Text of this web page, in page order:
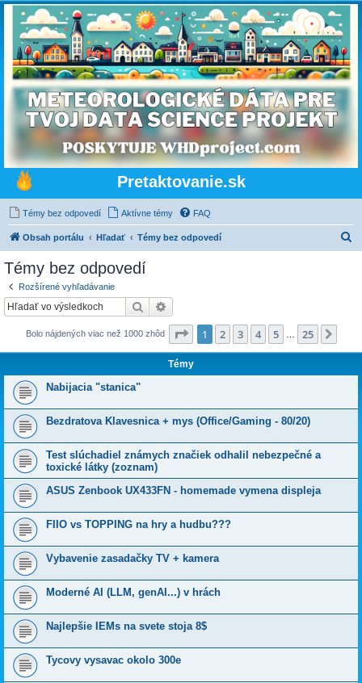
Pretaktovanie.sk
Témy bez odpovedí Aktívne témy FAQ
Obsah portálu Hľadať Témy bez odpovedí
Témy bez odpovedí
Rozšírené vyhľadávanie
Hľadať
Bolo nájdených viac než 1000 zhôd Strana1 z25
1 2 3 4 5 25
Témy
Nabijacia "stanica"
Bezdratova Klavesnica + mys (Office/Gaming - 80/20)
Test slúchadiel známych značiek odhalil nebezpečné a
toxické látky (zoznam)
ASUS Zenbook UX433FN - homemade vymena displeja
FIIO vs TOPPING na hry a hudbu???
Vybavenie zasadačky TV + kamera
Moderné AI (LLM, genAI...) v hrách
Najlepšie IEMs na svete stoja 8$
Tycovy vysavac okolo 300e